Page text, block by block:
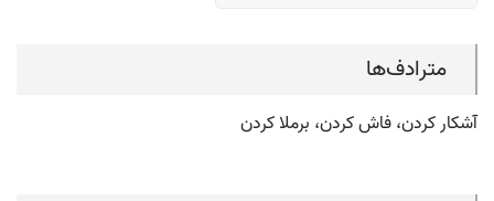
مترادف‌ها
آشکار کردن، فاش کردن، برملا کردن